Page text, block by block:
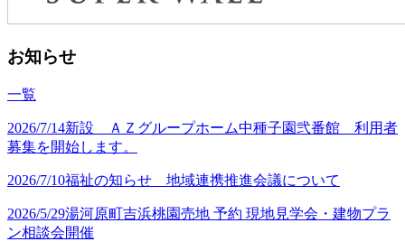
お知らせ
一覧
2026/7/14新設 ＡＺグループホーム中種子園弐番館 利用者
募集を開始します。
2026/7/10福祉の知らせ 地域連携推進会議について
2026/5/29湯河原町吉浜桃園売地 予約 現地見学会・建物プラ
ン相談会開催